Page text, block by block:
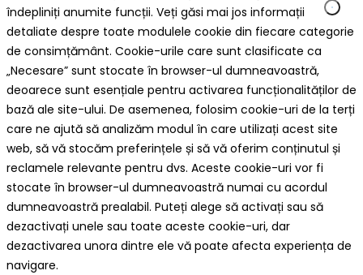
îndepliniți anumite funcții. Veți găsi mai jos informații
detaliate despre toate modulele cookie din fiecare categorie
de consimțământ. Cookie-urile care sunt clasificate ca
„Necesare” sunt stocate în browser-ul dumneavoastră,
deoarece sunt esențiale pentru activarea funcționalităților de
bază ale site-ului. De asemenea, folosim cookie-uri de la terți
care ne ajută să analizăm modul în care utilizați acest site
web, să vă stocăm preferințele și să vă oferim conținutul și
reclamele relevante pentru dvs. Aceste cookie-uri vor fi
stocate în browser-ul dumneavoastră numai cu acordul
dumneavoastră prealabil. Puteți alege să activați sau să
dezactivați unele sau toate aceste cookie-uri, dar
dezactivarea unora dintre ele vă poate afecta experiența de
navigare.